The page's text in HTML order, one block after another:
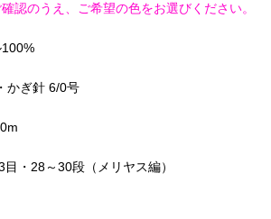
認のうえ、ご希望の色をお選びください。
かぎ針 6/0号
・28～30段（メリヤス編）